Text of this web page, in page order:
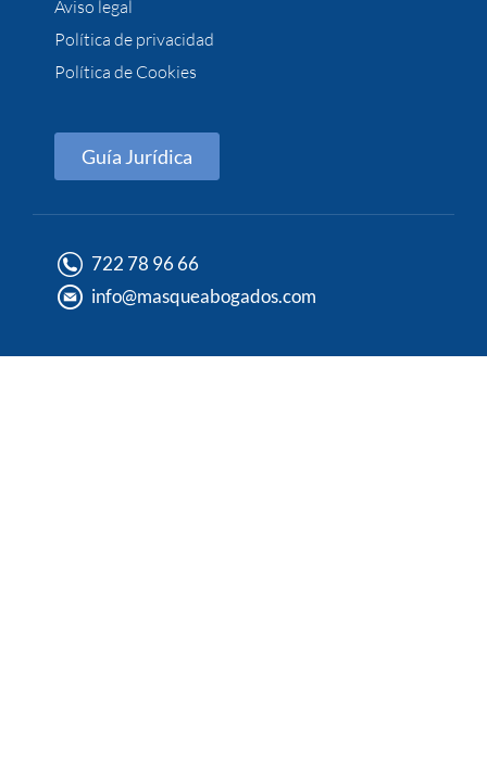
Aviso legal
Política de privacidad
Política de Cookies
Guía Jurídica
722 78 96 66
info@masqueabogados.com